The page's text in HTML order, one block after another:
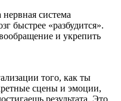
система
быстрее «разбудится».
и укрепить
того, как ты
сцены и эмоции,
результата. Это